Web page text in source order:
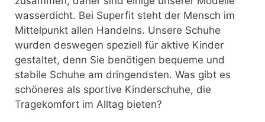
wasserdicht. Bei Superfit steht der Mensch im
Mittelpunkt allen Handelns. Unsere Schuhe
wurden deswegen speziell für aktive Kinder
gestaltet, denn Sie benötigen bequeme und
stabile Schuhe am dringendsten. Was gibt es
schöneres als sportive Kinderschuhe, die
Tragekomfort im Alltag bieten?